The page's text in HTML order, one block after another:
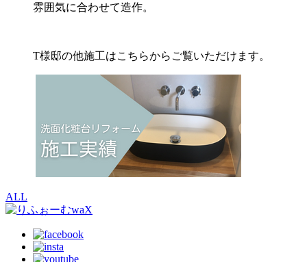
雰囲気に合わせて造作。
T様邸の他施工はこちらからご覧いただけます。
ALL